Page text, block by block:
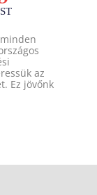
az
Ez jövőnk